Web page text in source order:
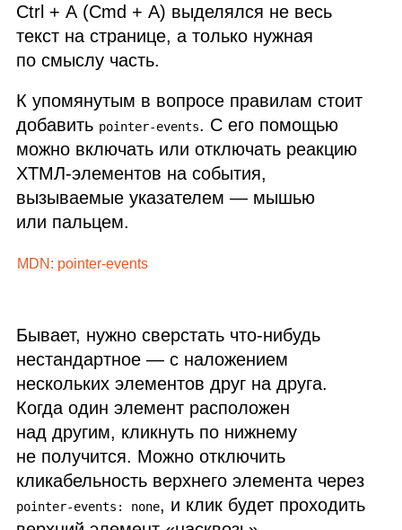
Ctrl + A (Cmd + A) выделялся не весь
текст на странице, а только нужная
по смыслу часть.
К упомянутым в вопросе правилам стоит
добавить pointer-events. С его помощью
можно включать или отключать реакцию
ХТМЛ‑элементов на события,
вызываемые указателем — мышью
или пальцем.
MDN : pointer‑events
Бывает, нужно сверстать что‑нибудь
нестандартное — с наложением
нескольких элементов друг на друга.
Когда один элемент расположен
над другим, кликнуть по нижнему
не получится. Можно отключить
кликабельность верхнего элемента через
pointer-events: none, и клик будет проходить